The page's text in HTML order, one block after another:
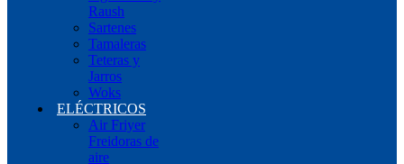
Raush
Sartenes
Tamaleras
Teteras y
Jarros
Woks
ELÉCTRICOS
Air Friyer
Freidoras de
aire